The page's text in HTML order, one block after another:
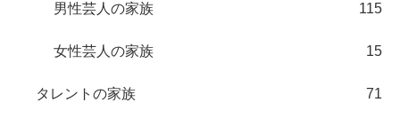
男性芸人の家族 115
女性芸人の家族 15
タレントの家族 71